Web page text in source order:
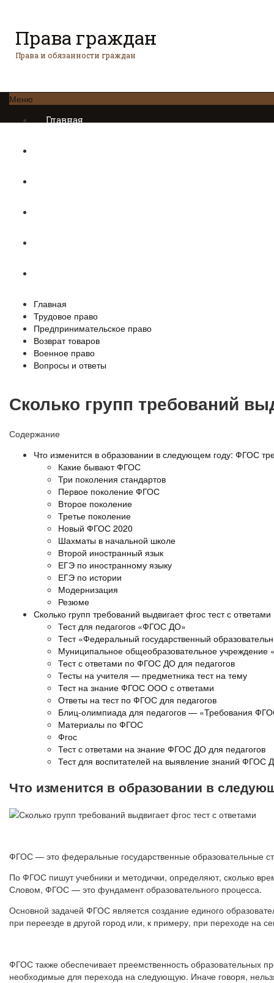
Права граждан
Права и обязанности граждан
Меню
Главная
Главная
Трудовое право
Предпринимательское право
Возврат товаров
Военное право
Вопросы и ответы
Сколько групп требований
Содержание
Что изменится в образовании в следующем году: ФГОС
Какие бывают ФГОС
Три поколения стандартов
Первое поколение ФГОС
Второе поколение
Третье поколение
Новый ФГОС 2020
Шахматы в начальной школе
Второй иностранный язык
ЕГЭ по иностранному языку
ЕГЭ по истории
Модернизация
Резюме
Сколько групп требований выдвигает фгос тест с ответами
Тест для педагогов «ФГОС ДО»
Тест «Федеральный государственный
Муниципальное общеобразовательное
Тест с ответами по ФГОС ДО для педагогов
Тесты на учителя — предметника тест на тему
Тест на знание ФГОС ООО с ответами
Ответы на тест по ФГОС для педагогов
Блиц-олимпиада для педагогов — «Требования
Материалы по ФГОС
Фгос
Тест с ответами на знание ФГОС ДО для педагогов
Тест для воспитателей на выявление знаний ФГОС
Что изменится в образовании в
ФГОС — это федеральные государственные образовательные
По ФГОС пишут учебники и методички, определяют, сколько
Словом, ФГОС — это фундамент образовательного процесса.
Основной задачей ФГОС является создание единого
при переезде в другой город или, к примеру, при переходе на
ФГОС также обеспечивает преемственность образовательных
необходимые для перехода на следующую. Иначе говоря,